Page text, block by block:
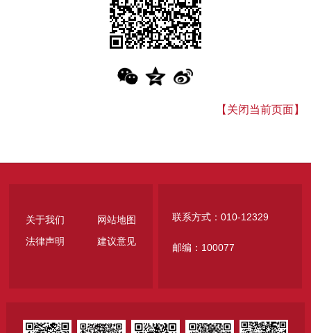
【关闭当前页面】
关于我们
网站地图
法律声明
建议意见
联系方式：010-12329
邮编：100077